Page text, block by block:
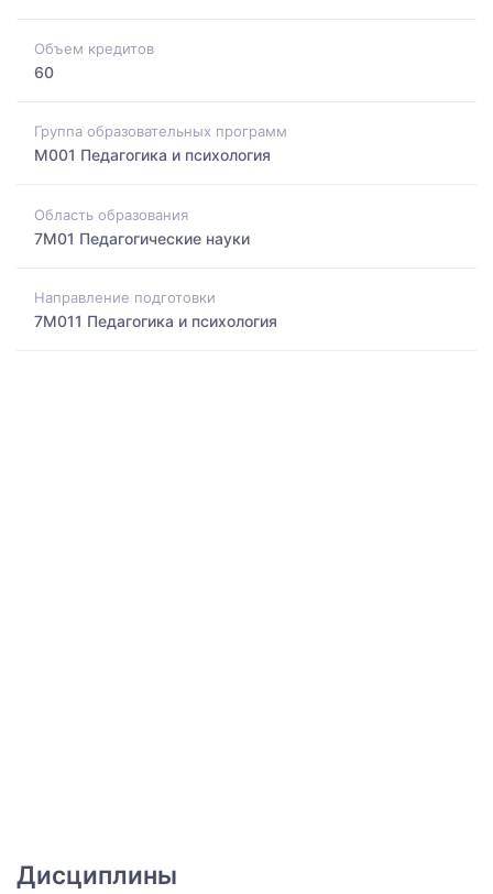
Объем кредитов
60
Группа образовательных программ
M001 Педагогика и психология
Область образования
7M01 Педагогические науки
Направление подготовки
7M011 Педагогика и психология
Дисциплины